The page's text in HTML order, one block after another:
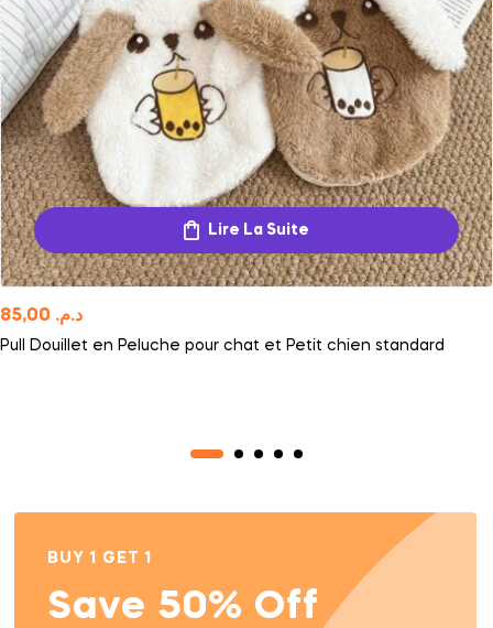
Lire La Suite
د.م.
Pull Douillet en Peluche pour chat et Petit chien standard
BUY 1 GET 1
Save 50% Off